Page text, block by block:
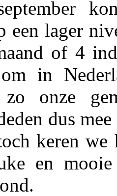
een lager
of 4
in
onze
dus
keren we
en